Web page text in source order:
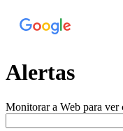
Alertas
Monitorar a Web para ver